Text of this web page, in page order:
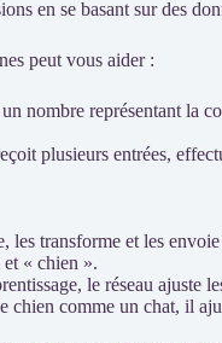
en se basant sur des
peut vous aider :
nombre représentant la
plusieurs entrées,
les transforme et les
« chien ».
le réseau ajuste
chien comme un chat, il